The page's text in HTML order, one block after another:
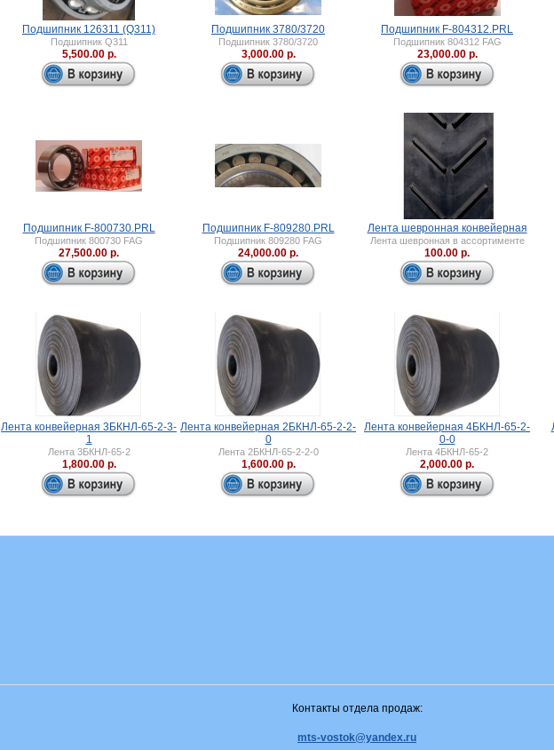
Подшипник 126311 (Q311)
Подшипник Q311
5,500.00 р.
Подшипник 3780/3720
Подшипник 3780/3720
3,000.00 р.
Подшипник F-804312.PRL
Подшипник 804312 FAG
23,000.00 р.
Подшипник F-800730.PRL
Подшипник 800730 FAG
27,500.00 р.
Подшипник F-809280.PRL
Подшипник 809280 FAG
24,000.00 р.
Лента шевронная конвейерная
Лента шевронная в ассортименте
100.00 р.
Лента конвейерная 3БКНЛ-65-2-3-
1
Лента 3БКНЛ-65-2
1,800.00 р.
Лента конвейерная 2БКНЛ-65-2-2-
0
Лента 2БКНЛ-65-2-2-0
1,600.00 р.
Лента конвейерная 4БКНЛ-65-2-
0-0
Лента 4БКНЛ-65-2
2,000.00 р.
Контакты отдела продаж:
mts-vostok@yandex.ru